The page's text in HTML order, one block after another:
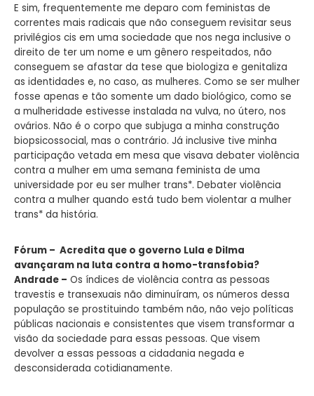
E sim, frequentemente me deparo com feministas de
correntes mais radicais que não conseguem revisitar seus
privilégios cis em uma sociedade que nos nega inclusive o
direito de ter um nome e um gênero respeitados, não
conseguem se afastar da tese que biologiza e genitaliza
as identidades e, no caso, as mulheres. Como se ser mulher
fosse apenas e tão somente um dado biológico, como se
a mulheridade estivesse instalada na vulva, no útero, nos
ovários. Não é o corpo que subjuga a minha construção
biopsicossocial, mas o contrário. Já inclusive tive minha
participação vetada em mesa que visava debater violência
contra a mulher em uma semana feminista de uma
universidade por eu ser mulher trans*. Debater violência
contra a mulher quando está tudo bem violentar a mulher
trans* da história.
Fórum – Acredita que o governo Lula e Dilma
avançaram na luta contra a homo-transfobia?
Andrade – Os índices de violência contra as pessoas
travestis e transexuais não diminuíram, os números dessa
população se prostituindo também não, não vejo políticas
públicas nacionais e consistentes que visem transformar a
visão da sociedade para essas pessoas. Que visem
devolver a essas pessoas a cidadania negada e
desconsiderada cotidianamente.